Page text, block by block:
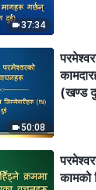
37:34
50:08
(खण्ड
कामको